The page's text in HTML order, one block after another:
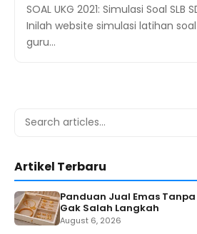
SOAL UKG 2021: Simulasi Soal SLB
Inilah website simulasi latihan
guru…
Search
Artikel Terbaru
Panduan Jual Emas
Gak Salah Langkah
August 6, 2026